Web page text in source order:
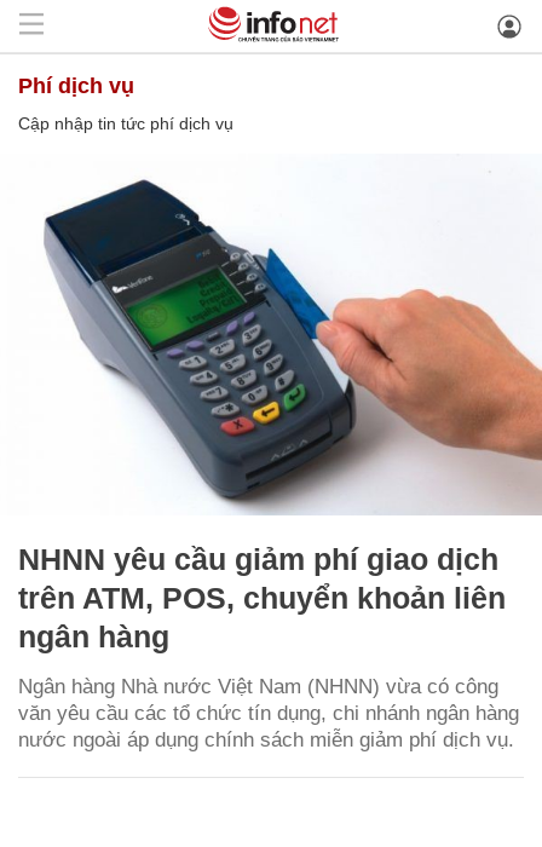
phí dịch vụ
Cập nhập tin tức phí dịch vụ
NHNN yêu cầu giảm phí giao dịch
trên ATM, POS, chuyển khoản liên
ngân hàng
Ngân hàng Nhà nước Việt Nam (NHNN) vừa có công
văn yêu cầu các tổ chức tín dụng, chi nhánh ngân hàng
nước ngoài áp dụng chính sách miễn giảm phí dịch vụ.